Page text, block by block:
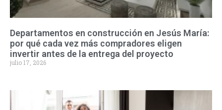
Departamentos en construcción en Jesús María:
por qué cada vez más compradores eligen
invertir antes de la entrega del proyecto
julio 17, 2026